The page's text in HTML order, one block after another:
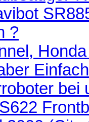
?
Einfach
bei